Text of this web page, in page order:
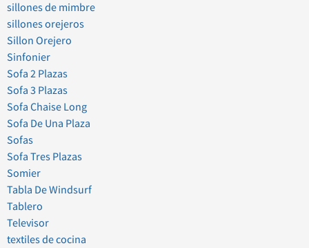
sillones de mimbre
sillones orejeros
Sillon Orejero
Sinfonier
Sofa 2 Plazas
Sofa 3 Plazas
Sofa Chaise Long
Sofa De Una Plaza
Sofas
Sofa Tres Plazas
Somier
Tabla De Windsurf
Tablero
Televisor
textiles de cocina